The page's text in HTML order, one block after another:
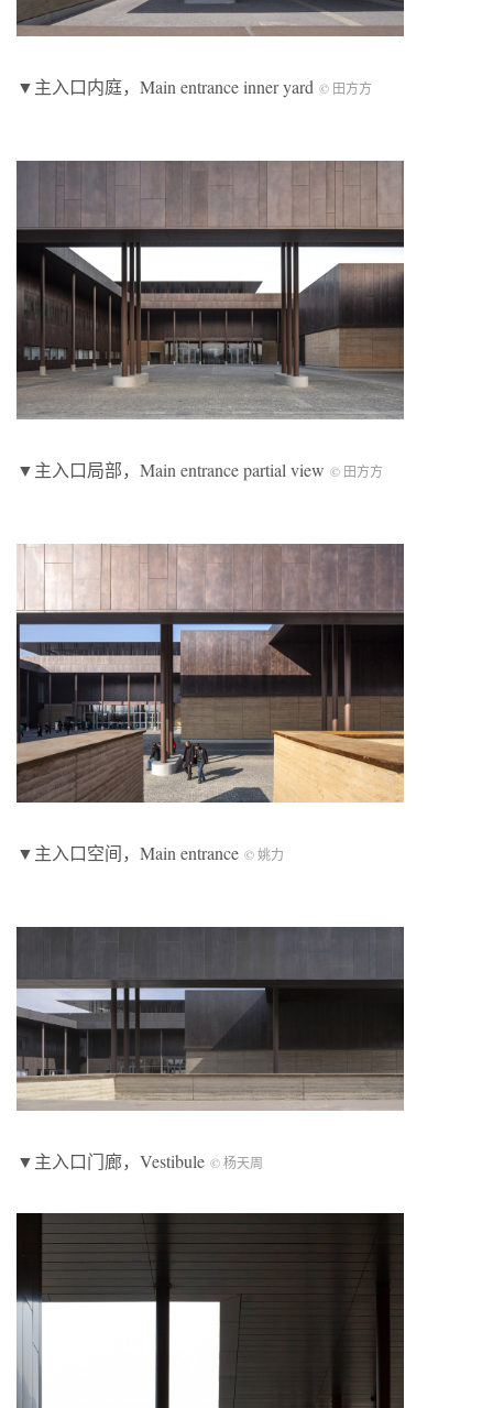
▼主入口内庭，Main entrance inner yard © 田方方
▼主入口局部，Main entrance partial view © 田方方
▼主入口空间，Main entrance © 姚力
▼主入口门廊，Vestibule © 杨天周